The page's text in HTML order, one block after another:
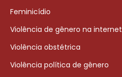
Feminicídio
Violência de gênero na internet
Violência obstétrica
Violência política de gênero